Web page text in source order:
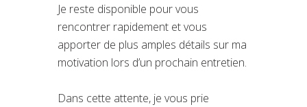
Je reste disponible pour vous
rencontrer rapidement et vous
apporter de plus amples détails sur ma
motivation lors d’un prochain entretien.
Dans cette attente, je vous prie